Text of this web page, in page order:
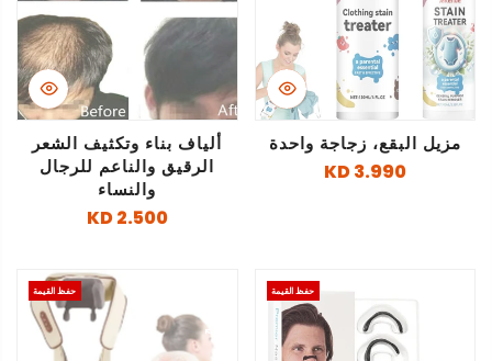
مزيل البقع، زجاجة واحدة
3.990 KD
ألياف بناء وتكثيف الشعر
الرقيق والناعم للرجال
والنساء
2.500 KD
حفظ القيمة حفظ القيمة